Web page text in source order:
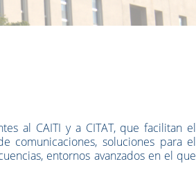
al CAITI y a CITAT, que facilitan el
comunicaciones, soluciones para el
entornos avanzados en el que